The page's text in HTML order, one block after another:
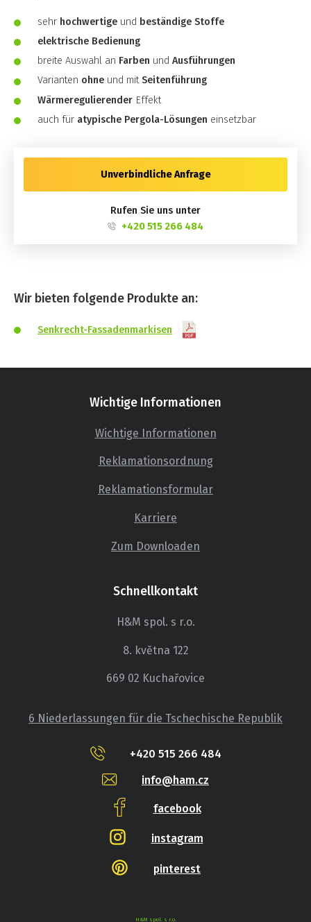
sehr hochwertige und beständige Stoffe
elektrische Bedienung
breite Auswahl an Farben und Ausführungen
Varianten ohne und mitSeitenführung
Wärmeregulierender Effekt
auch für atypische Pergola-Lösungen einsetzbar
Unverbindliche Anfrage
Rufen Sie uns unter
+420 515 266 484
Wir bieten folgende Produkte an:
Senkrecht-Fassadenmarkisen
Wichtige Informationen
Wichtige Informationen
Reklamationsordnung
Reklamationsformular
Karriere
Zum Downloaden
Schnellkontakt
H&M spol. s r.o.
8. května 122
669 02 Kuchařovice
6 Niederlassungen für die Tschechische Republik
+420 515 266 484
info@ham.cz
facebook
instagram
pinterest
H&M spol. s r.o.